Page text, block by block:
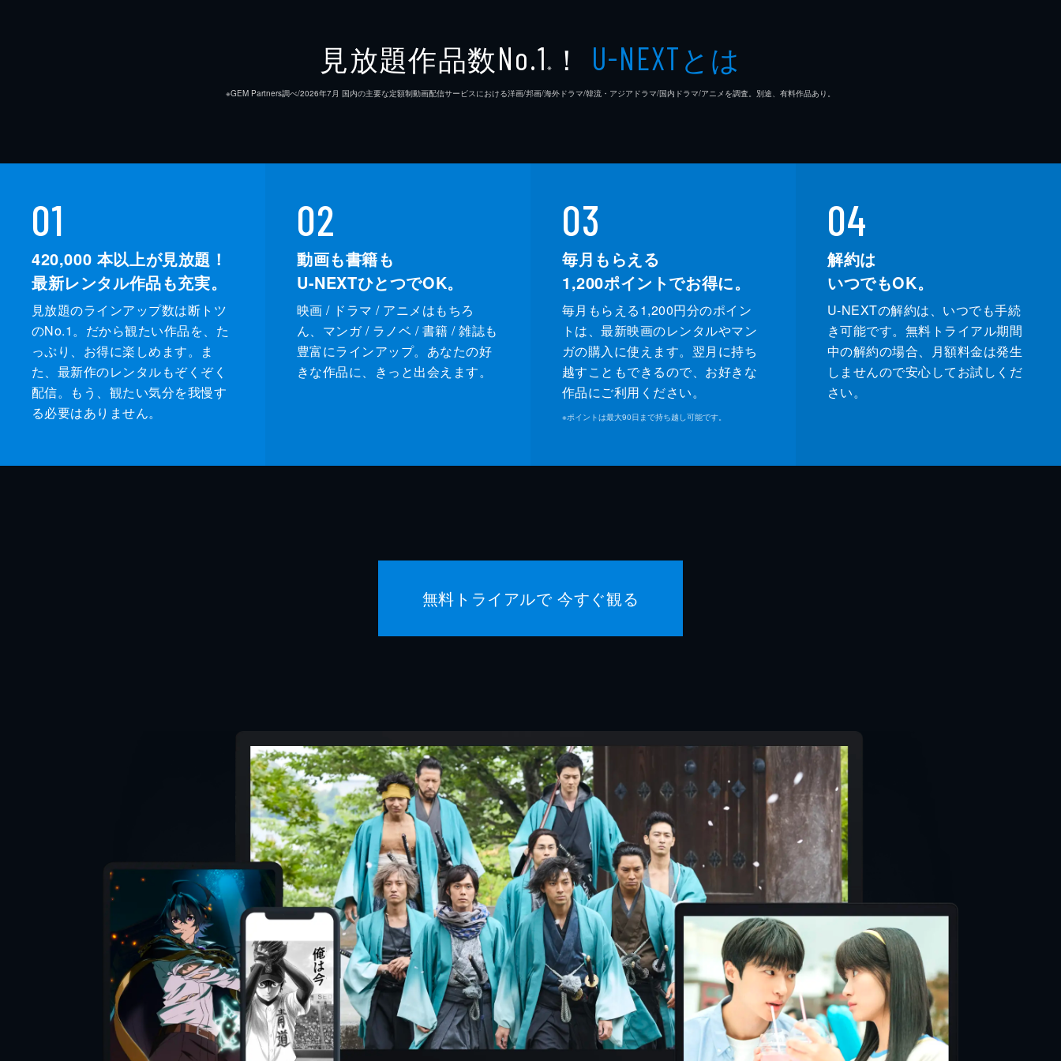
見放題作品数No.1 ※ ！ U-NEXTとは
※GEM Partners調べ/2026年7⽉ 国内の主要な定額制動画配信サービスにおける洋画/邦画/海外ドラマ/韓流・アジアドラマ/国内ドラマ/アニメを調査。別途、有料作品あり。
01
420,000 本以上が見放題！
最新レンタル作品も充実。
見放題のラインアップ数は断トツ
のNo.1。だから観たい作品を、た
っぷり、お得に楽しめます。ま
た、最新作のレンタルもぞくぞく
配信。もう、観たい気分を我慢す
る必要はありません。
02
動画も書籍も
U-NEXTひとつでOK。
映画 / ドラマ / アニメはもちろ
ん、マンガ / ラノベ / 書籍 / 雑誌も
豊富にラインアップ。あなたの好
きな作品に、きっと出会えます。
03
毎月もらえる
1,200ポイントでお得に。
毎月もらえる1,200円分のポイン
トは、最新映画のレンタルやマン
ガの購入に使えます。翌月に持ち
越すこともできるので、お好きな
作品にご利用ください。
※ポイントは最大90日まで持ち越し可能です。
04
解約は
いつでもOK。
U-NEXTの解約は、いつでも手続
き可能です。無料トライアル期間
中の解約の場合、月額料金は発生
しませんので安心してお試しくだ
さい。
無料トライアルで 今すぐ観る